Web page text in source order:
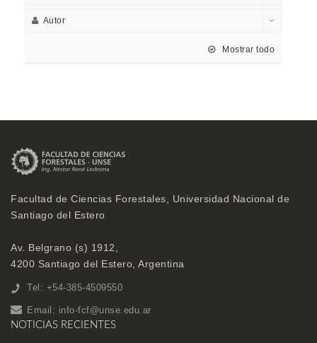
Autor
Mostrar todo
Facultad de Ciencias Forestales, Universidad Nacional de
Santiago del Estero
Av. Belgrano (s) 1912,
4200 Santiago del Estero, Argentina
Tel: +54-385-4509550
Email: info-fcf@unse.edu.ar
NOTICIAS RECIENTES